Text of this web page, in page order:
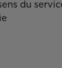
du